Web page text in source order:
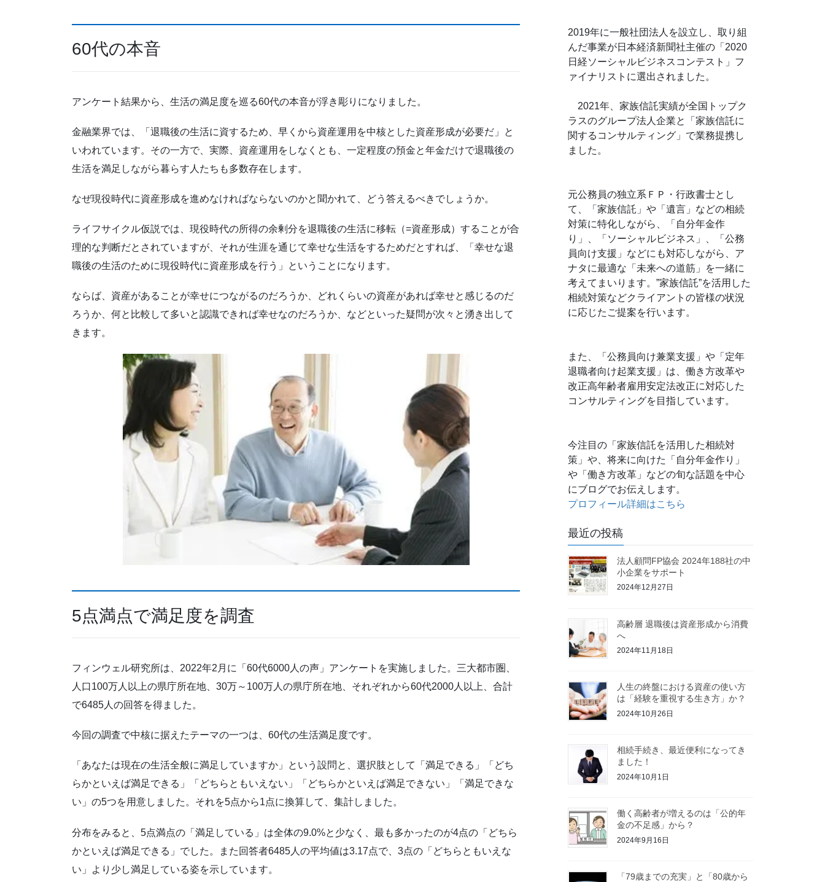
60代の本音
アンケート結果から、生活の満足度を巡る60代の本音が浮き彫りになりました。
金融業界では、「退職後の生活に資するため、早くから資産運用を中核とした資産形成が必要だ」と
いわれています。その一方で、実際、資産運用をしなくとも、一定程度の預金と年金だけで退職後の
生活を満足しながら暮らす人たちも多数存在します。
なぜ現役時代に資産形成を進めなければならないのかと聞かれて、どう答えるべきでしょうか。
ライフサイクル仮説では、現役時代の所得の余剰分を退職後の生活に移転（=資産形成）することが合
理的な判断だとされていますが、それが生涯を通じて幸せな生活をするためだとすれば、「幸せな退
職後の生活のために現役時代に資産形成を行う」ということになります。
ならば、資産があることが幸せにつながるのだろうか、どれくらいの資産があれば幸せと感じるのだ
ろうか、何と比較して多いと認識できれば幸せなのだろうか、などといった疑問が次々と湧き出して
きます。
5点満点で満足度を調査
フィンウェル研究所は、2022年2月に「60代6000人の声」アンケートを実施しました。三大都市圏、
人口100万人以上の県庁所在地、30万～100万人の県庁所在地、それぞれから60代2000人以上、合計
で6485人の回答を得ました。
今回の調査で中核に据えたテーマの一つは、60代の生活満足度です。
「あなたは現在の生活全般に満足していますか」という設問と、選択肢として「満足できる」「どち
らかといえば満足できる」「どちらともいえない」「どちらかといえば満足できない」「満足できな
い」の5つを用意しました。それを5点から1点に換算して、集計しました。
分布をみると、5点満点の「満足している」は全体の9.0%と少なく、最も多かったのが4点の「どちら
かといえば満足できる」でした。また回答者6485人の平均値は3.17点で、3点の「どちらともいえな
い」より少し満足している姿を示しています。
2019年に一般社団法人を設立し、取り組
んだ事業が日本経済新聞社主催の「2020
日経ソーシャルビジネスコンテスト」フ
ァイナリストに選出されました。
2021年、家族信託実績が全国トップク
ラスのグループ法人企業と「家族信託に
関するコンサルティング」で業務提携し
ました。
元公務員の独立系ＦＰ・行政書士とし
て、「家族信託」や「遺言」などの相続
対策に特化しながら、「自分年金作
り」、「ソーシャルビジネス」、「公務
員向け支援」などにも対応しながら、ア
ナタに最適な「未来への道筋」を一緒に
考えてまいります。”家族信託”を活用した
相続対策などクライアントの皆様の状況
に応じたご提案を行います。
また、「公務員向け兼業支援」や「定年
退職者向け起業支援」は、働き方改革や
改正高年齢者雇用安定法改正に対応した
コンサルティングを目指しています。
今注目の「家族信託を活用した相続対
策」や、将来に向けた「自分年金作り」
や「働き方改革」などの旬な話題を中心
にブログでお伝えします。
プロフィール詳細はこちら
最近の投稿
法人顧問FP協会 2024年188社の中
小企業をサポート
2024年12月27日
高齢層 退職後は資産形成から消費
へ
2024年11月18日
人生の終盤における資産の使い方
は「経験を重視する生き方」か？
2024年10月26日
相続手続き、最近便利になってき
ました！
2024年10月1日
働く高齢者が増えるのは「公的年
金の不足感」から？
2024年9月16日
「79歳までの充実」と「80歳から